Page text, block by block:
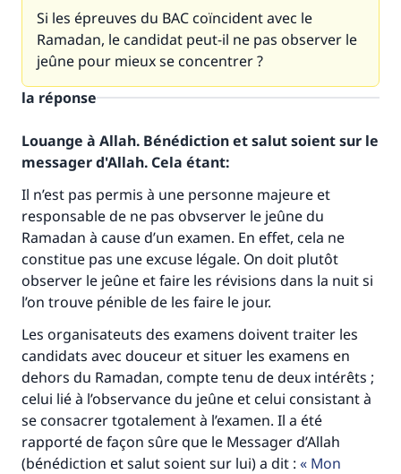
Si les épreuves du BAC coïncident avec le
Ramadan, le candidat peut-il ne pas observer le
jeûne pour mieux se concentrer ?
la réponse
Louange à Allah. Bénédiction et salut soient sur le
messager d'Allah. Cela étant:
Il n’est pas permis à une personne majeure et
responsable de ne pas obvserver le jeûne du
Ramadan à cause d’un examen. En effet, cela ne
constitue pas une excuse légale. On doit plutôt
observer le jeûne et faire les révisions dans la nuit si
l’on trouve pénible de les faire le jour.
Les organisateuts des examens doivent traiter les
candidats avec douceur et situer les examens en
dehors du Ramadan, compte tenu de deux intérêts ;
celui lié à l’observance du jeûne et celui consistant à
se consacrer tgotalement à l’examen. Il a été
rapporté de façon sûre que le Messager d’Allah
(bénédiction et salut soient sur lui) a dit :
Mon
Faites une différence dans la vie de
millions de personnes grâce à votre